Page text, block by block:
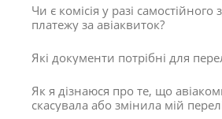
Чи є комісія у разі самостійного
платежу за авіаквиток?
Які документи потрібні для
Як я дізнаюся про те, що
скасувала або змінила мій